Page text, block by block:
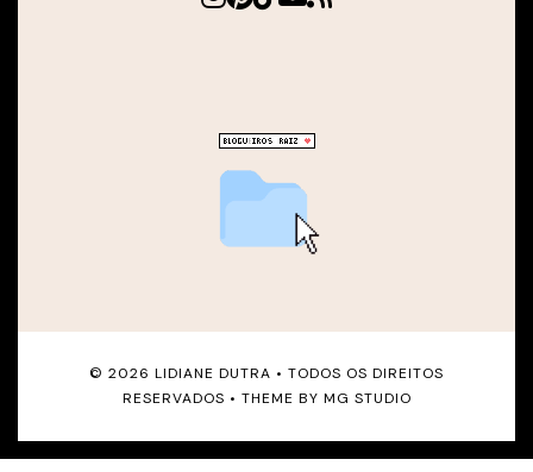
© 2026 LIDIANE DUTRA • TODOS OS DIREITOS
RESERVADOS • THEME BY MG STUDIO